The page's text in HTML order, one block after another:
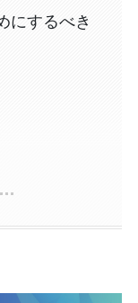
にするべき